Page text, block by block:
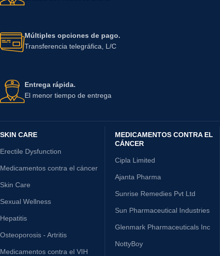
Múltiples opciones de pago.
Transferencia telegráfica, L/C
Entrega rápida.
El menor tiempo de entrega
SKIN CARE
Erectile Dysfunction
Medicamentos contra el cáncer
Skin Care
Sexual Wellness
Hepatitis
Osteoporosis - Artritis
Medicamentos contra el VIH
MEDICAMENTOS CONTRA EL
CÁNCER
Cipla Limited
Ajanta Pharma
Sunrise Remedies Pvt Ltd
Sun Pharmaceutical Industries
Glenmark Pharmaceuticals Inc
NottyBoy